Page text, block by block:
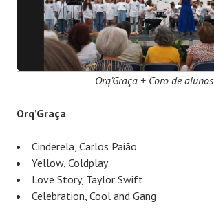
Orq’Graça + Coro de alunos
Orq’Graça
Cinderela, Carlos Paião
Yellow, Coldplay
Love Story, Taylor Swift
Celebration, Cool and Gang